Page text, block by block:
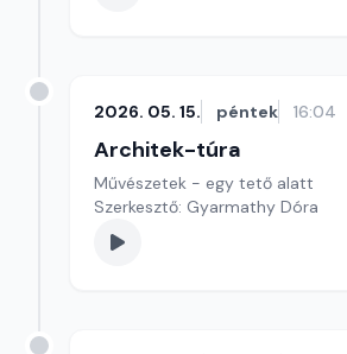
2026. 05. 15. péntek 16:04
Architek-túra
Művészetek - egy tető alatt
Szerkesztő: Gyarmathy Dóra